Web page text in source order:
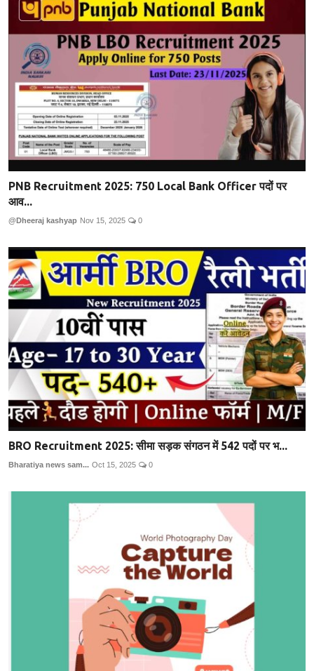
PNB Recruitment 2025: 750 Local Bank Officer पदों पर
आव...
@Dheeraj kashyap Nov 15, 2025 0
BRO Recruitment 2025: सीमा सड़क संगठन में 542 पदों पर भ...
Bharatiya news sam... Oct 15, 2025 0